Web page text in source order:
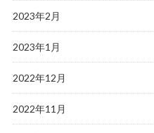
2023年2月
2023年1月
2022年12月
2022年11月